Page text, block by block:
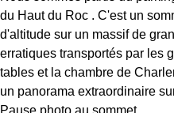
du Haut du Roc . C'est un
d'altitude sur un massif de
erratiques transportés par les
tables et la chambre de
un panorama extraordinaire